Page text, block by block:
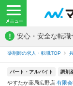
! 安心・安全な転職
薬剤師の求人・転職TOP
パート・アルバイト 調剤
やすたか薬局広野店 有限